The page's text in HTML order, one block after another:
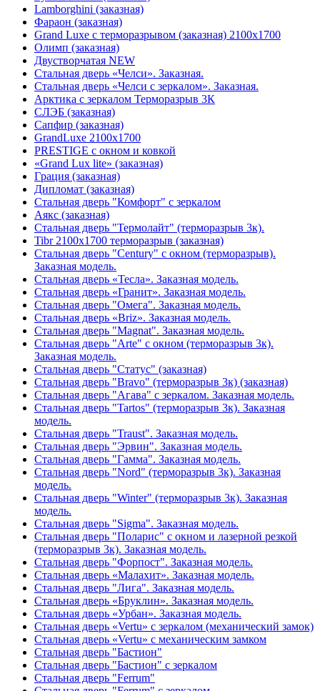
Lamborghini (заказная)
Фараон (заказная)
Grand Luxe с терморазрывом (заказная) 2100х1700
Олимп (заказная)
Двустворчатая NEW
Стальная дверь «Челси». Заказная.
Стальная дверь «Челси с зеркалом». Заказная.
Арктика с зеркалом Терморазрыв 3К
СЛЭБ (заказная)
Сапфир (заказная)
GrandLuxe 2100х1700
PRESTIGE с окном и ковкой
«Grand Lux lite» (заказная)
Гpация (заказная)
Дипломат (заказная)
Стальная дверь "Комфорт" с зеркалом
Аякс (заказная)
Стальная дверь "Термолайт" (терморазрыв 3к).
Tibr 2100х1700 терморазрыв (заказная)
Стальная дверь "Century" с окном (терморазрыв).
Заказная модель.
Стальная дверь «Тесла». Заказная модель.
Стальная дверь «Гранит». Заказная модель.
Стальная дверь "Омега". Заказная модель.
Стальная дверь «Briz». Заказная модель.
Стальная дверь "Magnat". Заказная модель.
Стальная дверь "Arte" с окном (терморазрыв 3к).
Заказная модель.
Стальная дверь "Статус" (заказная)
Стальная дверь "Bravo" (терморазрыв 3к) (заказная)
Стальная дверь "Агава" с зеркалом. Заказная модель.
Стальная дверь "Tartos" (терморазрыв 3к). Заказная
модель.
Стальная дверь "Traust". Заказная модель.
Стальная дверь "Эрвин". Заказная модель.
Стальная дверь "Гамма". Заказная модель.
Стальная дверь "Nord" (терморазрыв 3к). Заказная
модель.
Стальная дверь "Winter" (терморазрыв 3к). Заказная
модель.
Стальная дверь "Sigma". Заказная модель.
Стальная дверь "Поларис" с окном и лазерной резкой
(терморазрыв 3к). Заказная модель.
Стальная дверь "Форпост". Заказная модель.
Стальная дверь «Малахит». Заказная модель.
Стальная дверь "Лига". Заказная модель.
Стальная дверь «Бруклин». Заказная модель.
Стальная дверь «Урбан». Заказная модель.
Стальная дверь «Vertu» с зеркалом (механический замок)
Стальная дверь «Vertu» с механическим замком
Стальная дверь "Бастион"
Стальная дверь "Бастион" с зеркалом
Стальная дверь "Ferrum"